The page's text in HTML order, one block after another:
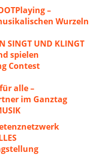
–
Wurzeln
SINGT UND KLINGT
spielen
Contest
alle –
im Ganztag